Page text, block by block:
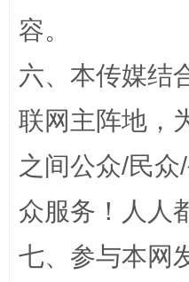
招工难、用工荒
容。
六、本传媒结
联网主阵地，
之间公众/民
众服务！人人
七、参与本网